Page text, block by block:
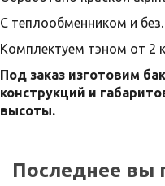
С теплообменником и без.
Комплектуем тэном от 2
Под заказ изготовим
конструкций и
высоты.
Последнее вы